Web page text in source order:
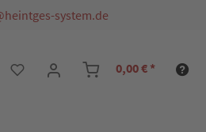
system.de
0,00 € *